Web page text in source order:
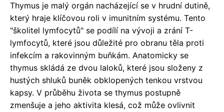
Thymus je malý orgán nacházející se v hrudní dutině,
který hraje klíčovou roli v imunitním systému. Tento
"školitel lymfocytů" se podílí na vývoji a zrání T-
lymfocytů, které jsou důležité pro obranu těla proti
infekcím a rakovinným buňkám. Anatomicky se
thymus skládá ze dvou laloků, které jsou složeny z
hustých shluků buněk obklopených tenkou vrstvou
kapsy. V průběhu života se thymus postupně
zmenšuje a jeho aktivita klesá, což může ovlivnit